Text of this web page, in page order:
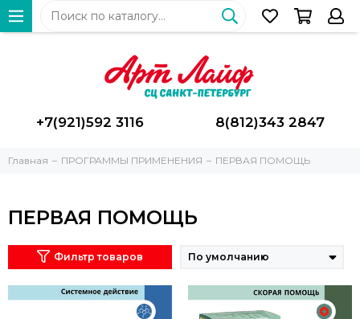
+7(921)592 3116 8(812)343 2847
Главная ПРОГРАММЫ ПРИМЕНЕНИЯ ПЕРВАЯ ПОМОЩЬ
ПЕРВАЯ ПОМОЩЬ
Фильтр товаров